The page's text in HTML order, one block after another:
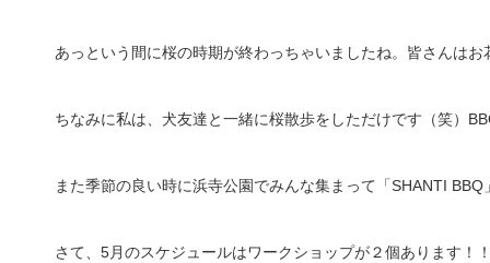
あっという間に桜の時期が終わっちゃいましたね。皆さんは
ちなみに私は、犬友達と一緒に桜散歩をしただけです（笑）
また季節の良い時に浜寺公園でみんな集まって「SHANTI
さて、5月のスケジュールはワークショップが２個あります！